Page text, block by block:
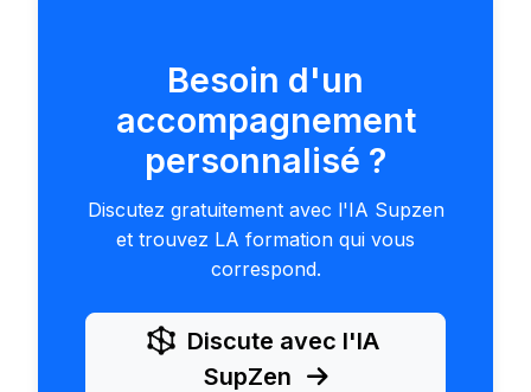
Besoin d'un
accompagnement
personnalisé ?
Discutez gratuitement avec l'IA Supzen
et trouvez LA formation qui vous
correspond.
Discute avec l'IA
SupZen